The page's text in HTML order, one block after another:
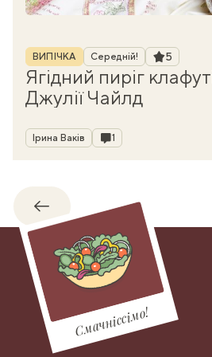
Рубрика
ВИПІЧКА Середній! Рейтинг
5
Ягідний пиріг
Джулії Чайлд
Автор
Ірина Ваків Коментарі
1
Назад
Смачніссімо!